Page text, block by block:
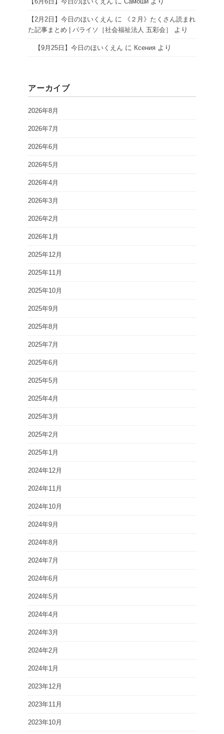
【2月2日】今日のほいくえん に
《２月》たくさん読まれ
た記事まとめ | パライソ［社会福祉法人 五彩会］
より
【9月25日】今日のほいくえん に Ксения より
アーカイブ
2026年8月
2026年7月
2026年6月
2026年5月
2026年4月
2026年3月
2026年2月
2026年1月
2025年12月
2025年11月
2025年10月
2025年9月
2025年8月
2025年7月
2025年6月
2025年5月
2025年4月
2025年3月
2025年2月
2025年1月
2024年12月
2024年11月
2024年10月
2024年9月
2024年8月
2024年7月
2024年6月
2024年5月
2024年4月
2024年3月
2024年2月
2024年1月
2023年12月
2023年11月
2023年10月